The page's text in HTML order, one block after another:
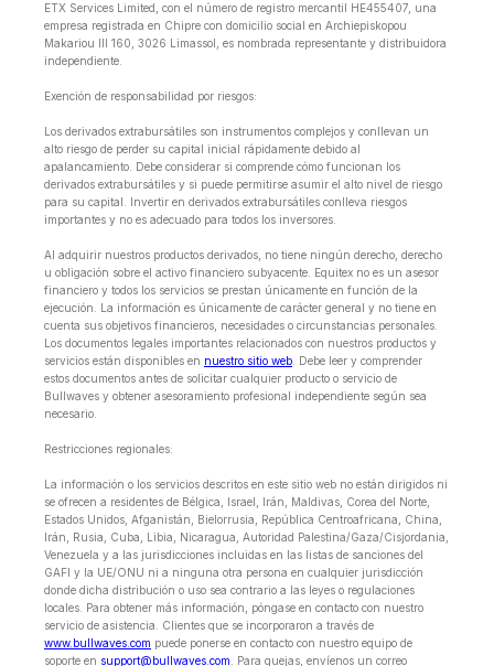
ETX Services Limited, con el número de registro mercantil HE455407, una
empresa registrada en Chipre con domicilio social en Archiepiskopou
Makariou lll 160, 3026 Limassol, es nombrada representante y distribuidora
independiente.
Exención de responsabilidad por riesgos:
Los derivados extrabursátiles son instrumentos complejos y conllevan un
alto riesgo de perder su capital inicial rápidamente debido al
apalancamiento. Debe considerar si comprende cómo funcionan los
derivados extrabursátiles y si puede permitirse asumir el alto nivel de riesgo
para su capital. Invertir en derivados extrabursátiles conlleva riesgos
importantes y no es adecuado para todos los inversores.
Al adquirir nuestros productos derivados, no tiene ningún derecho, derecho
u obligación sobre el activo financiero subyacente. Equitex no es un asesor
financiero y todos los servicios se prestan únicamente en función de la
ejecución. La información es únicamente de carácter general y no tiene en
cuenta sus objetivos financieros, necesidades o circunstancias personales.
Los documentos legales importantes relacionados con nuestros productos y
servicios están disponibles en nuestro sitio web . Debe leer y comprender
estos documentos antes de solicitar cualquier producto o servicio de
Bullwaves y obtener asesoramiento profesional independiente según sea
necesario.
Restricciones regionales:
La información o los servicios descritos en este sitio web no están dirigidos ni
se ofrecen a residentes de Bélgica, Israel, Irán, Maldivas, Corea del Norte,
Estados Unidos, Afganistán, Bielorrusia, República Centroafricana, China,
Irán, Rusia, Cuba, Libia, Nicaragua, Autoridad Palestina/Gaza/Cisjordania,
Venezuela y a las jurisdicciones incluidas en las listas de sanciones del
GAFI y la UE/ONU ni a ninguna otra persona en cualquier jurisdicción
donde dicha distribución o uso sea contrario a las leyes o regulaciones
locales. Para obtener más información, póngase en contacto con nuestro
servicio de asistencia. Clientes que se incorporaron a través de
www.bullwaves.com puede ponerse en contacto con nuestro equipo de
soporte en support@bullwaves.com . Para quejas, envíenos un correo